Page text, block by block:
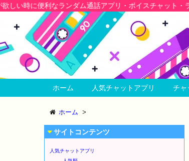
ボイスチャット・ライブチャットアプリで話し相手 ★今
ホーム 人気チャットアプリ チャ
ホーム >
サイトコンテンツ
人気チャットアプリ